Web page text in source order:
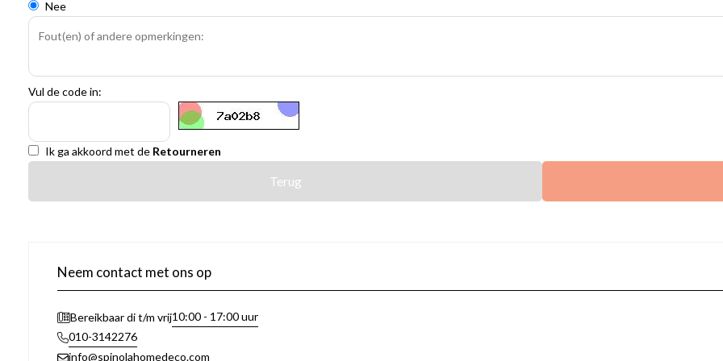
Nee
Vul de code in:
Ik ga akkoord met de Retourneren
Terug
Neem contact met ons op
Bereikbaar di t/m vrij10:00 - 17:00 uur
010-3142276
info@spinolahomedeco.com